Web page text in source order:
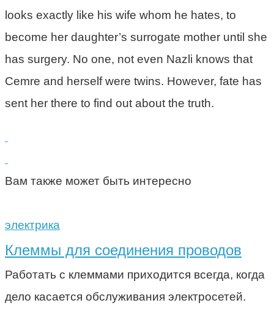
looks exactly like his wife whom he hates, to
become her daughter’s surrogate mother until she
has surgery. No one, not even Nazli knows that
Cemre and herself were twins. However, fate has
sent her there to find out about the truth.
Вам также может быть интересно
электрика
Клеммы для соединения проводов
Работать с клеммами приходится всегда, когда
дело касается обслуживания электросетей.